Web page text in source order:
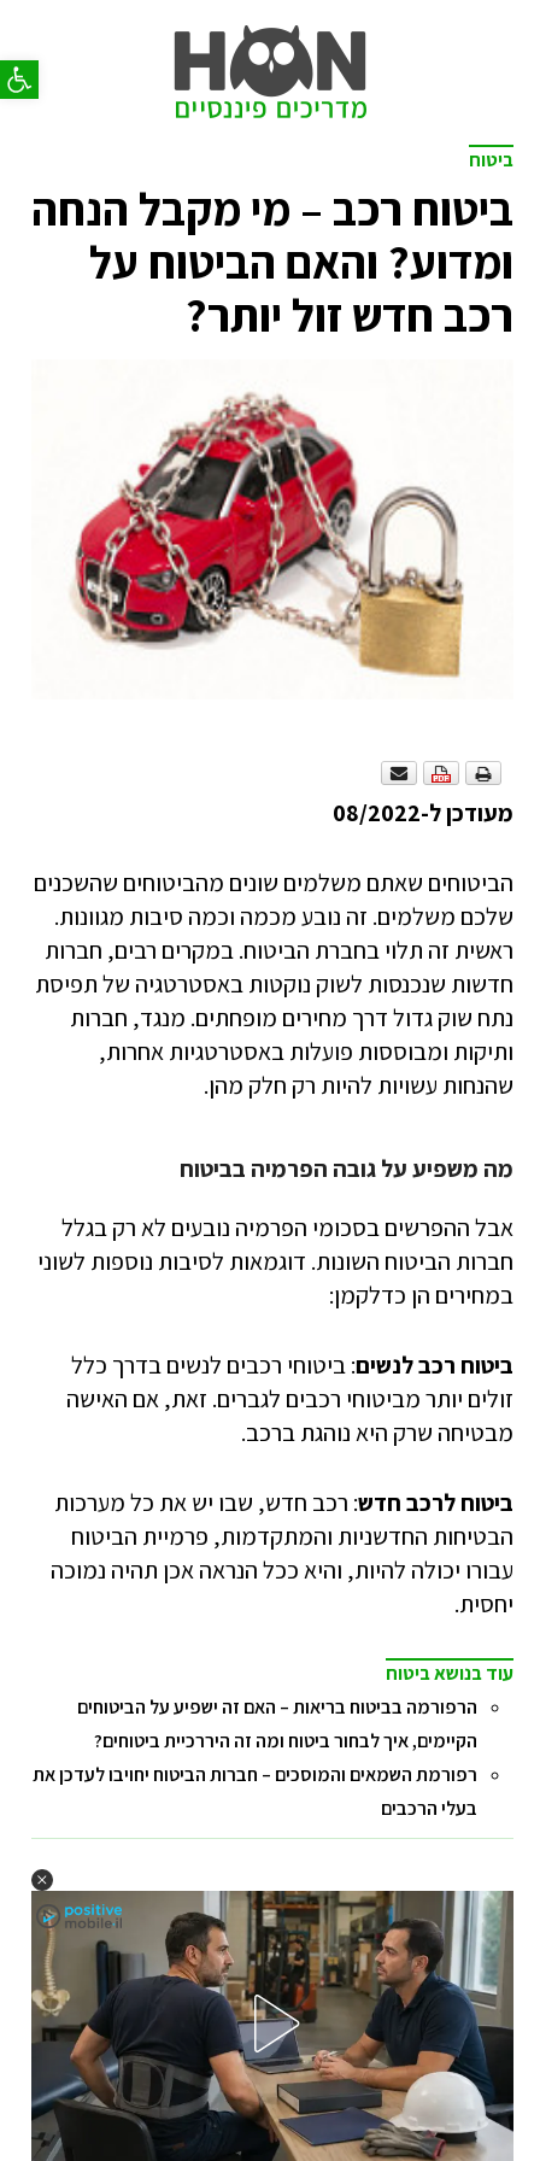
פתח
ביטוח
ביטוח רכב – מי מקבל הנחה
ומדוע? והאם הביטוח על
רכב חדש זול יותר?
מעודכן ל-08/2022
הביטוחים שאתם משלמים שונים מהביטוחים שהשכנים
שלכם משלמים. זה נובע מכמה וכמה סיבות מגוונות.
ראשית זה תלוי בחברת הביטוח. במקרים רבים, חברות
חדשות שנכנסות לשוק נוקטות באסטרטגיה של תפיסת
נתח שוק גדול דרך מחירים מופחתים. מנגד, חברות
ותיקות ומבוססות פועלות באסטרטגיות אחרות,
שהנחות עשויות להיות רק חלק מהן.
מה משפיע על גובה הפרמיה בביטוח
אבל ההפרשים בסכומי הפרמיה נובעים לא רק בגלל
חברות הביטוח השונות. דוגמאות לסיבות נוספות לשוני
במחירים הן כדלקמן:
ביטוח רכב לנשים: ביטוחי רכבים לנשים בדרך כלל
זולים יותר מביטוחי רכבים לגברים. זאת, אם האישה
מבטיחה שרק היא נוהגת ברכב.
ביטוח לרכב חדש: רכב חדש, שבו יש את כל מערכות
הבטיחות החדשניות והמתקדמות, פרמיית הביטוח
עבורו יכולה להיות, והיא ככל הנראה אכן תהיה נמוכה
יחסית.
עוד בנושא ביטוח
הרפורמה בביטוח בריאות – האם זה ישפיע על הביטוחים
הקיימים, איך לבחור ביטוח ומה זה היררכיית ביטוחים?
רפורמת השמאים והמוסכים – חברות הביטוח יחויבו לעדכן את
בעלי הרכבים